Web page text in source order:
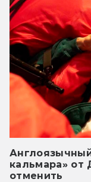
кальмара» от
отменить